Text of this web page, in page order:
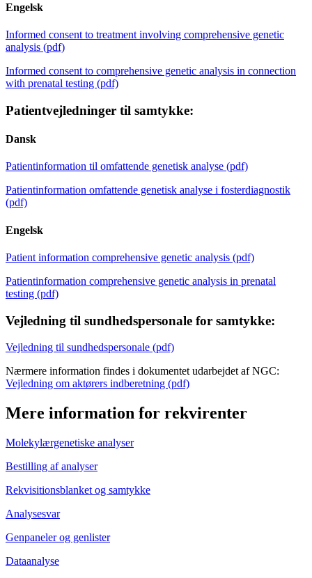
Engelsk
Informed consent to treatment involving comprehensive genetic
analysis (pdf)
Informed consent to comprehensive genetic analysis in connection
with prenatal testing (pdf)
Patientvejledninger til samtykke:
Dansk
Patientinformation til omfattende genetisk analyse (pdf)
Patientinformation omfattende genetisk analyse i fosterdiagnostik
(pdf)
Engelsk
Patient information comprehensive genetic analysis (pdf)
Patientinformation comprehensive genetic analysis in prenatal
testing (pdf)
Vejledning til sundhedspersonale for samtykke:
Vejledning til sundhedspersonale (pdf)
Nærmere information findes i dokumentet udarbejdet af NGC:
Vejledning om aktørers indberetning (pdf)
Mere information for rekvirenter
Molekylærgenetiske analyser
Bestilling af analyser
Rekvisitionsblanket og samtykke
Analysesvar
Genpaneler og genlister
Dataanalyse